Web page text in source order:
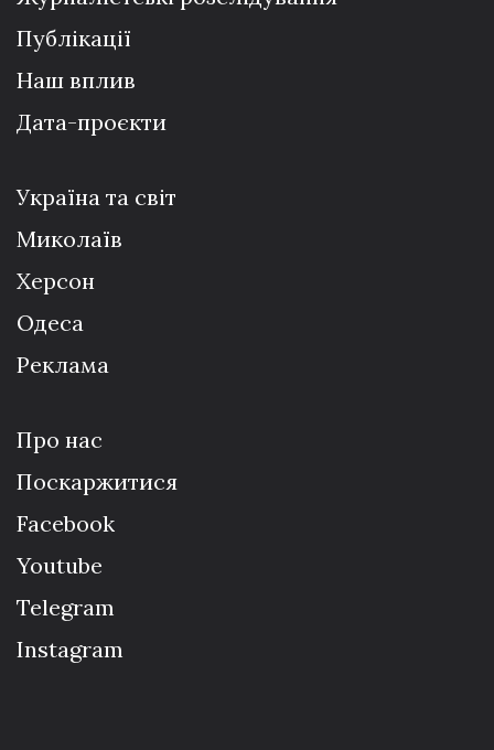
Публікації
Наш вплив
Дата-проєкти
Україна та світ
Миколаїв
Херсон
Одеса
Реклама
Про нас
Поскаржитися
Facebook
Youtube
Telegram
Instagram